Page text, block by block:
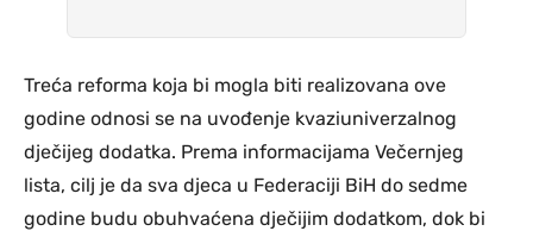
Treća reforma koja bi mogla biti realizovana ove
godine odnosi se na uvođenje kvaziuniverzalnog
dječijeg dodatka. Prema informacijama Večernjeg
lista, cilj je da sva djeca u Federaciji BiH do sedme
godine budu obuhvaćena dječijim dodatkom, dok bi